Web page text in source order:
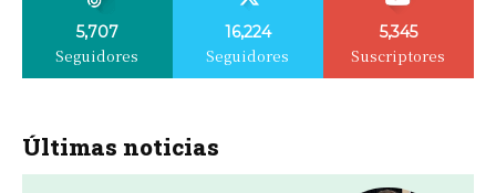
5,707
Seguidores
16,224
Seguidores
5,345
Suscriptores
Últimas noticias